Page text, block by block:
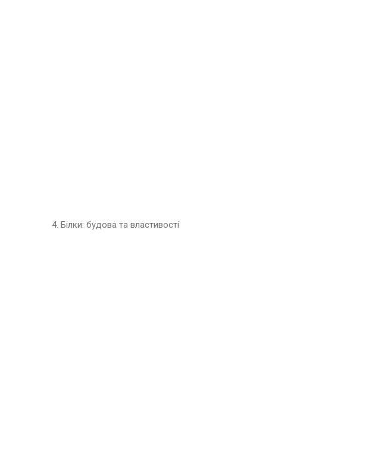
4. Білки: будова та властивості